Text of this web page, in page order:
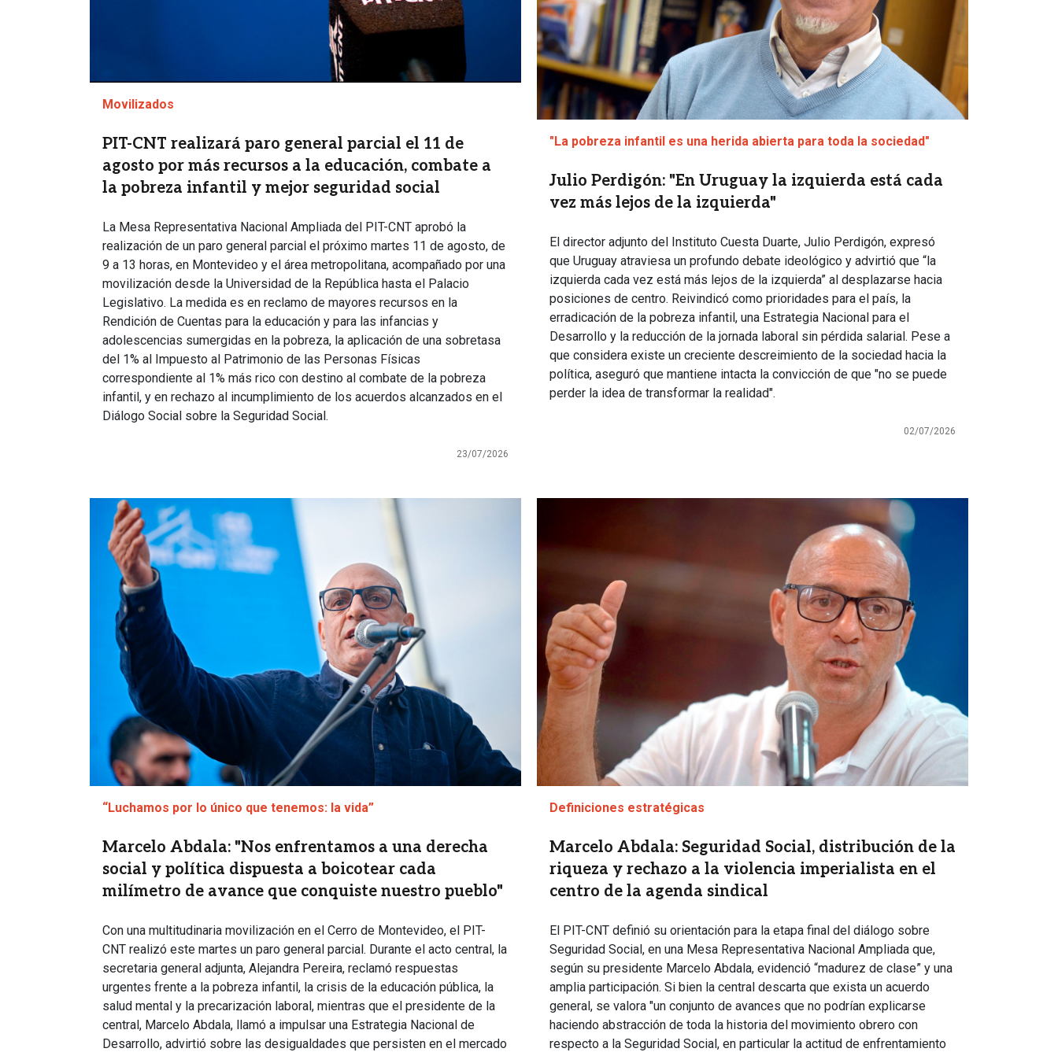
Movilizados
PIT-CNT realizará paro general parcial el 11 de
agosto por más recursos a la educación, combate a
la pobreza infantil y mejor seguridad social
La Mesa Representativa Nacional Ampliada del PIT-CNT aprobó la
realización de un paro general parcial el próximo martes 11 de agosto, de
9 a 13 horas, en Montevideo y el área metropolitana, acompañado por una
movilización desde la Universidad de la República hasta el Palacio
Legislativo. La medida es en reclamo de mayores recursos en la
Rendición de Cuentas para la educación y para las infancias y
adolescencias sumergidas en la pobreza, la aplicación de una sobretasa
del 1% al Impuesto al Patrimonio de las Personas Físicas
correspondiente al 1% más rico con destino al combate de la pobreza
infantil, y en rechazo al incumplimiento de los acuerdos alcanzados en el
Diálogo Social sobre la Seguridad Social.
23/07/2026
"La pobreza infantil es una herida abierta para toda la sociedad"
Julio Perdigón: "En Uruguay la izquierda está cada
vez más lejos de la izquierda"
El director adjunto del Instituto Cuesta Duarte, Julio Perdigón, expresó
que Uruguay atraviesa un profundo debate ideológico y advirtió que “la
izquierda cada vez está más lejos de la izquierda” al desplazarse hacia
posiciones de centro. Reivindicó como prioridades para el país, la
erradicación de la pobreza infantil, una Estrategia Nacional para el
Desarrollo y la reducción de la jornada laboral sin pérdida salarial. Pese a
que considera existe un creciente descreimiento de la sociedad hacia la
política, aseguró que mantiene intacta la convicción de que "no se puede
perder la idea de transformar la realidad".
02/07/2026
Imagen
“Luchamos por lo único que tenemos: la vida”
Marcelo Abdala: "Nos enfrentamos a una derecha
social y política dispuesta a boicotear cada
milímetro de avance que conquiste nuestro pueblo"
Con una multitudinaria movilización en el Cerro de Montevideo, el PIT-
CNT realizó este martes un paro general parcial. Durante el acto central, la
secretaria general adjunta, Alejandra Pereira, reclamó respuestas
urgentes frente a la pobreza infantil, la crisis de la educación pública, la
salud mental y la precarización laboral, mientras que el presidente de la
central, Marcelo Abdala, llamó a impulsar una Estrategia Nacional de
Desarrollo, advirtió sobre las desigualdades que persisten en el mercado
Definiciones estratégicas
Marcelo Abdala: Seguridad Social, distribución de la
riqueza y rechazo a la violencia imperialista en el
centro de la agenda sindical
El PIT-CNT definió su orientación para la etapa final del diálogo sobre
Seguridad Social, en una Mesa Representativa Nacional Ampliada que,
según su presidente Marcelo Abdala, evidenció “madurez de clase” y una
amplia participación. Si bien la central descarta que exista un acuerdo
general, se valora "un conjunto de avances que no podrían explicarse
haciendo abstracción de toda la historia del movimiento obrero con
respecto a la Seguridad Social, en particular la actitud de enfrentamiento